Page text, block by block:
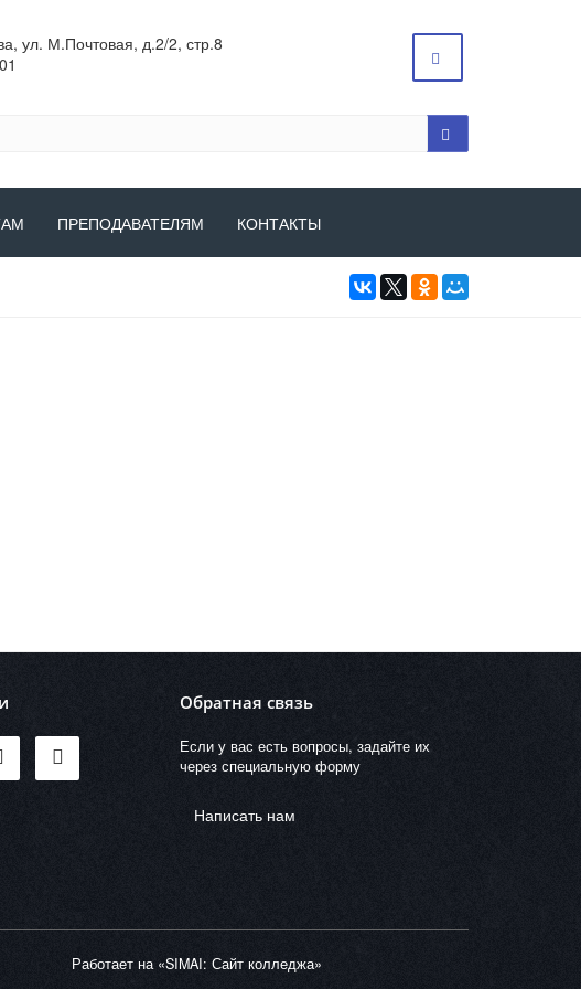
ул. М.Почтовая, д.2/2, стр.8
ПРЕПОДАВАТЕЛЯМ КОНТАКТЫ
Обратная связь
Если у вас есть вопросы, задайте их
через специальную форму
Написать нам
Работает на «SIMAI: Сайт колледжа»